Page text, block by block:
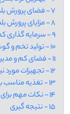
7 - فضای پرورش بلدرچین در خانه
8 - مزایای پرورش بلدرچین در خانه
9 - سرمایه گذاری کم و بازدهی سریع
10 - تولید تخم و گوشت باکیفیت
11 - فضای کم و مدیریت آسان
12 - تجهیزات مورد نیاز برای پرورش بلدرچین در خانه
13 - تغذیه مناسب بلدرچین در خانه
14 - نکات مهم برای مراقبت از بلدرچین ها در خانه
15 - نتیجه گیری